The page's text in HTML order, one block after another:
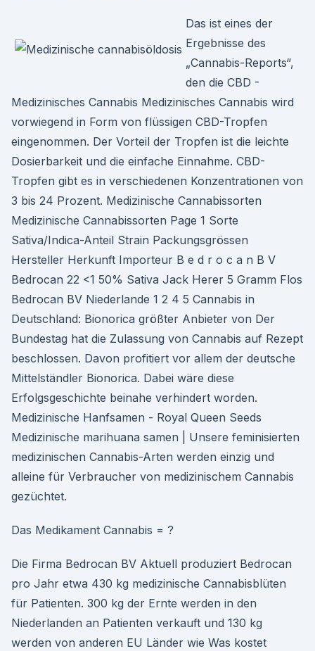
Das ist eines der
Ergebnisse des
„Cannabis-Reports“,
den die CBD -
Medizinisches Cannabis Medizinisches Cannabis wird
vorwiegend in Form von flüssigen CBD-Tropfen
eingenommen. Der Vorteil der Tropfen ist die leichte
Dosierbarkeit und die einfache Einnahme. CBD-
Tropfen gibt es in verschiedenen Konzentrationen von
3 bis 24 Prozent. Medizinische Cannabissorten
Medizinische Cannabissorten Page 1 Sorte
Sativa/Indica-Anteil Strain Packungsgrössen
Hersteller Herkunft Importeur B e d r o c a n B V
Bedrocan 22 <1 50% Sativa Jack Herer 5 Gramm Flos
Bedrocan BV Niederlande 1 2 4 5 Cannabis in
Deutschland: Bionorica größter Anbieter von Der
Bundestag hat die Zulassung von Cannabis auf Rezept
beschlossen. Davon profitiert vor allem der deutsche
Mittelständler Bionorica. Dabei wäre diese
Erfolgsgeschichte beinahe verhindert worden.
Medizinische Hanfsamen - Royal Queen Seeds
Medizinische marihuana samen | Unsere feminisierten
medizinischen Cannabis-Arten werden einzig und
alleine für Verbraucher von medizinischem Cannabis
gezüchtet.
Das Medikament Cannabis = ?
Die Firma Bedrocan BV Aktuell produziert Bedrocan
pro Jahr etwa 430 kg medizinische Cannabisblüten
für Patienten. 300 kg der Ernte werden in den
Niederlanden an Patienten verkauft und 130 kg
werden von anderen EU Länder wie Was kostet